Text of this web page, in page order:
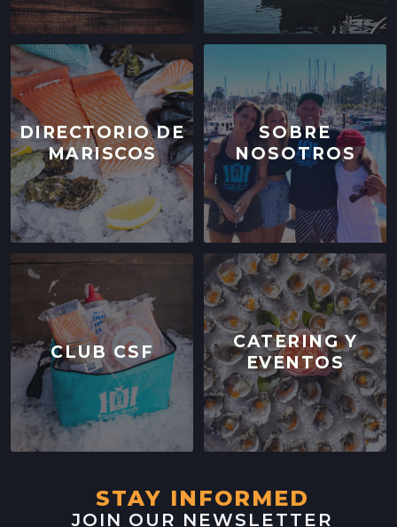
DIRECTORIO DE
MARISCOS
SOBRE
NOSOTROS
CLUB CSF
CATERING Y
EVENTOS
STAY INFORMED
JOIN OUR NEWSLETTER